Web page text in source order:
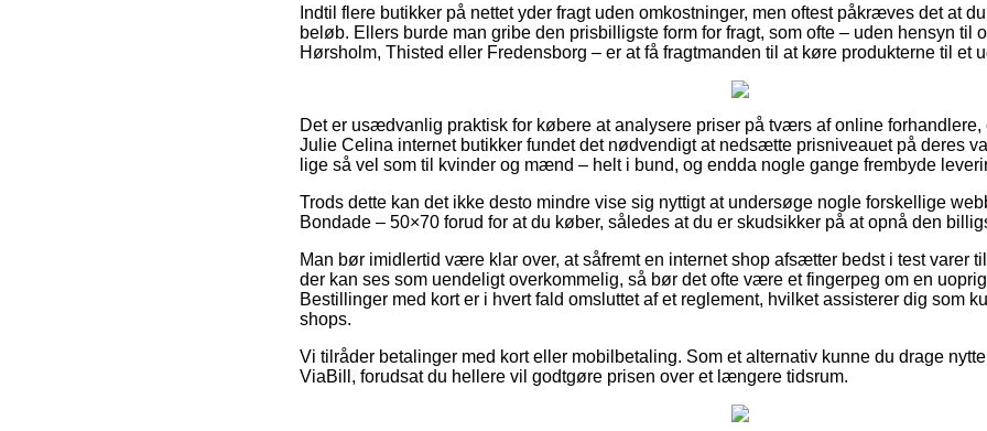
Indtil flere butikker på nettet yder fragt uden omkostninger, men oftest påkræves det at
beløb. Ellers burde man gribe den prisbilligste form for fragt, som ofte – uden hensyn til
Hørsholm, Thisted eller Fredensborg – er at få fragtmanden til at køre produkterne til et
Det er usædvanlig praktisk for købere at analysere priser på tværs af online forhandlere,
Julie Celina internet butikker fundet det nødvendigt at nedsætte prisniveauet på deres
lige så vel som til kvinder og mænd – helt i bund, og endda nogle gange frembyde
Trods dette kan det ikke desto mindre vise sig nyttigt at undersøge nogle forskellige
Bondade – 50×70 forud for at du køber, således at du er skudsikker på at opnå den
Man bør imidlertid være klar over, at såfremt en internet shop afsætter bedst i test varer
der kan ses som uendeligt overkommelig, så bør det ofte være et fingerpeg om en
Bestillinger med kort er i hvert fald omsluttet af et reglement, hvilket assisterer dig som
shops.
Vi tilråder betalinger med kort eller mobilbetaling. Som et alternativ kunne du drage
ViaBill, forudsat du hellere vil godtgøre prisen over et længere tidsrum.